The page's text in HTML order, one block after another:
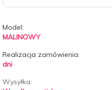
Model:
MALINOWY
Realizacja zamówienia:
dni
Wysyłka: